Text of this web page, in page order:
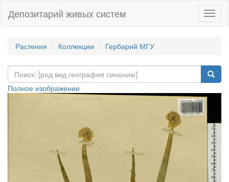
Депозитарий живых систем
Растения Коллекции Гербарий МГУ
Полное изображение